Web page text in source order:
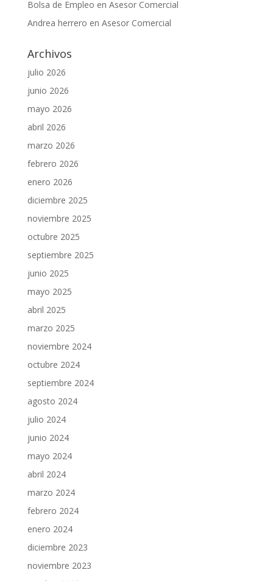
Bolsa de Empleo en Asesor Comercial
Andrea herrero en Asesor Comercial
Archivos
julio 2026
junio 2026
mayo 2026
abril 2026
marzo 2026
febrero 2026
enero 2026
diciembre 2025
noviembre 2025
octubre 2025
septiembre 2025
junio 2025
mayo 2025
abril 2025
marzo 2025
noviembre 2024
octubre 2024
septiembre 2024
agosto 2024
julio 2024
junio 2024
mayo 2024
abril 2024
marzo 2024
febrero 2024
enero 2024
diciembre 2023
noviembre 2023